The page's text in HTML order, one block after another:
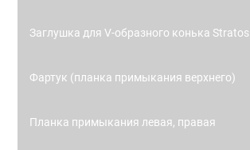
Заглушка для V-образного конька Stratos
Фартук (планка примыкания верхнего)
Планка примыкания левая, правая